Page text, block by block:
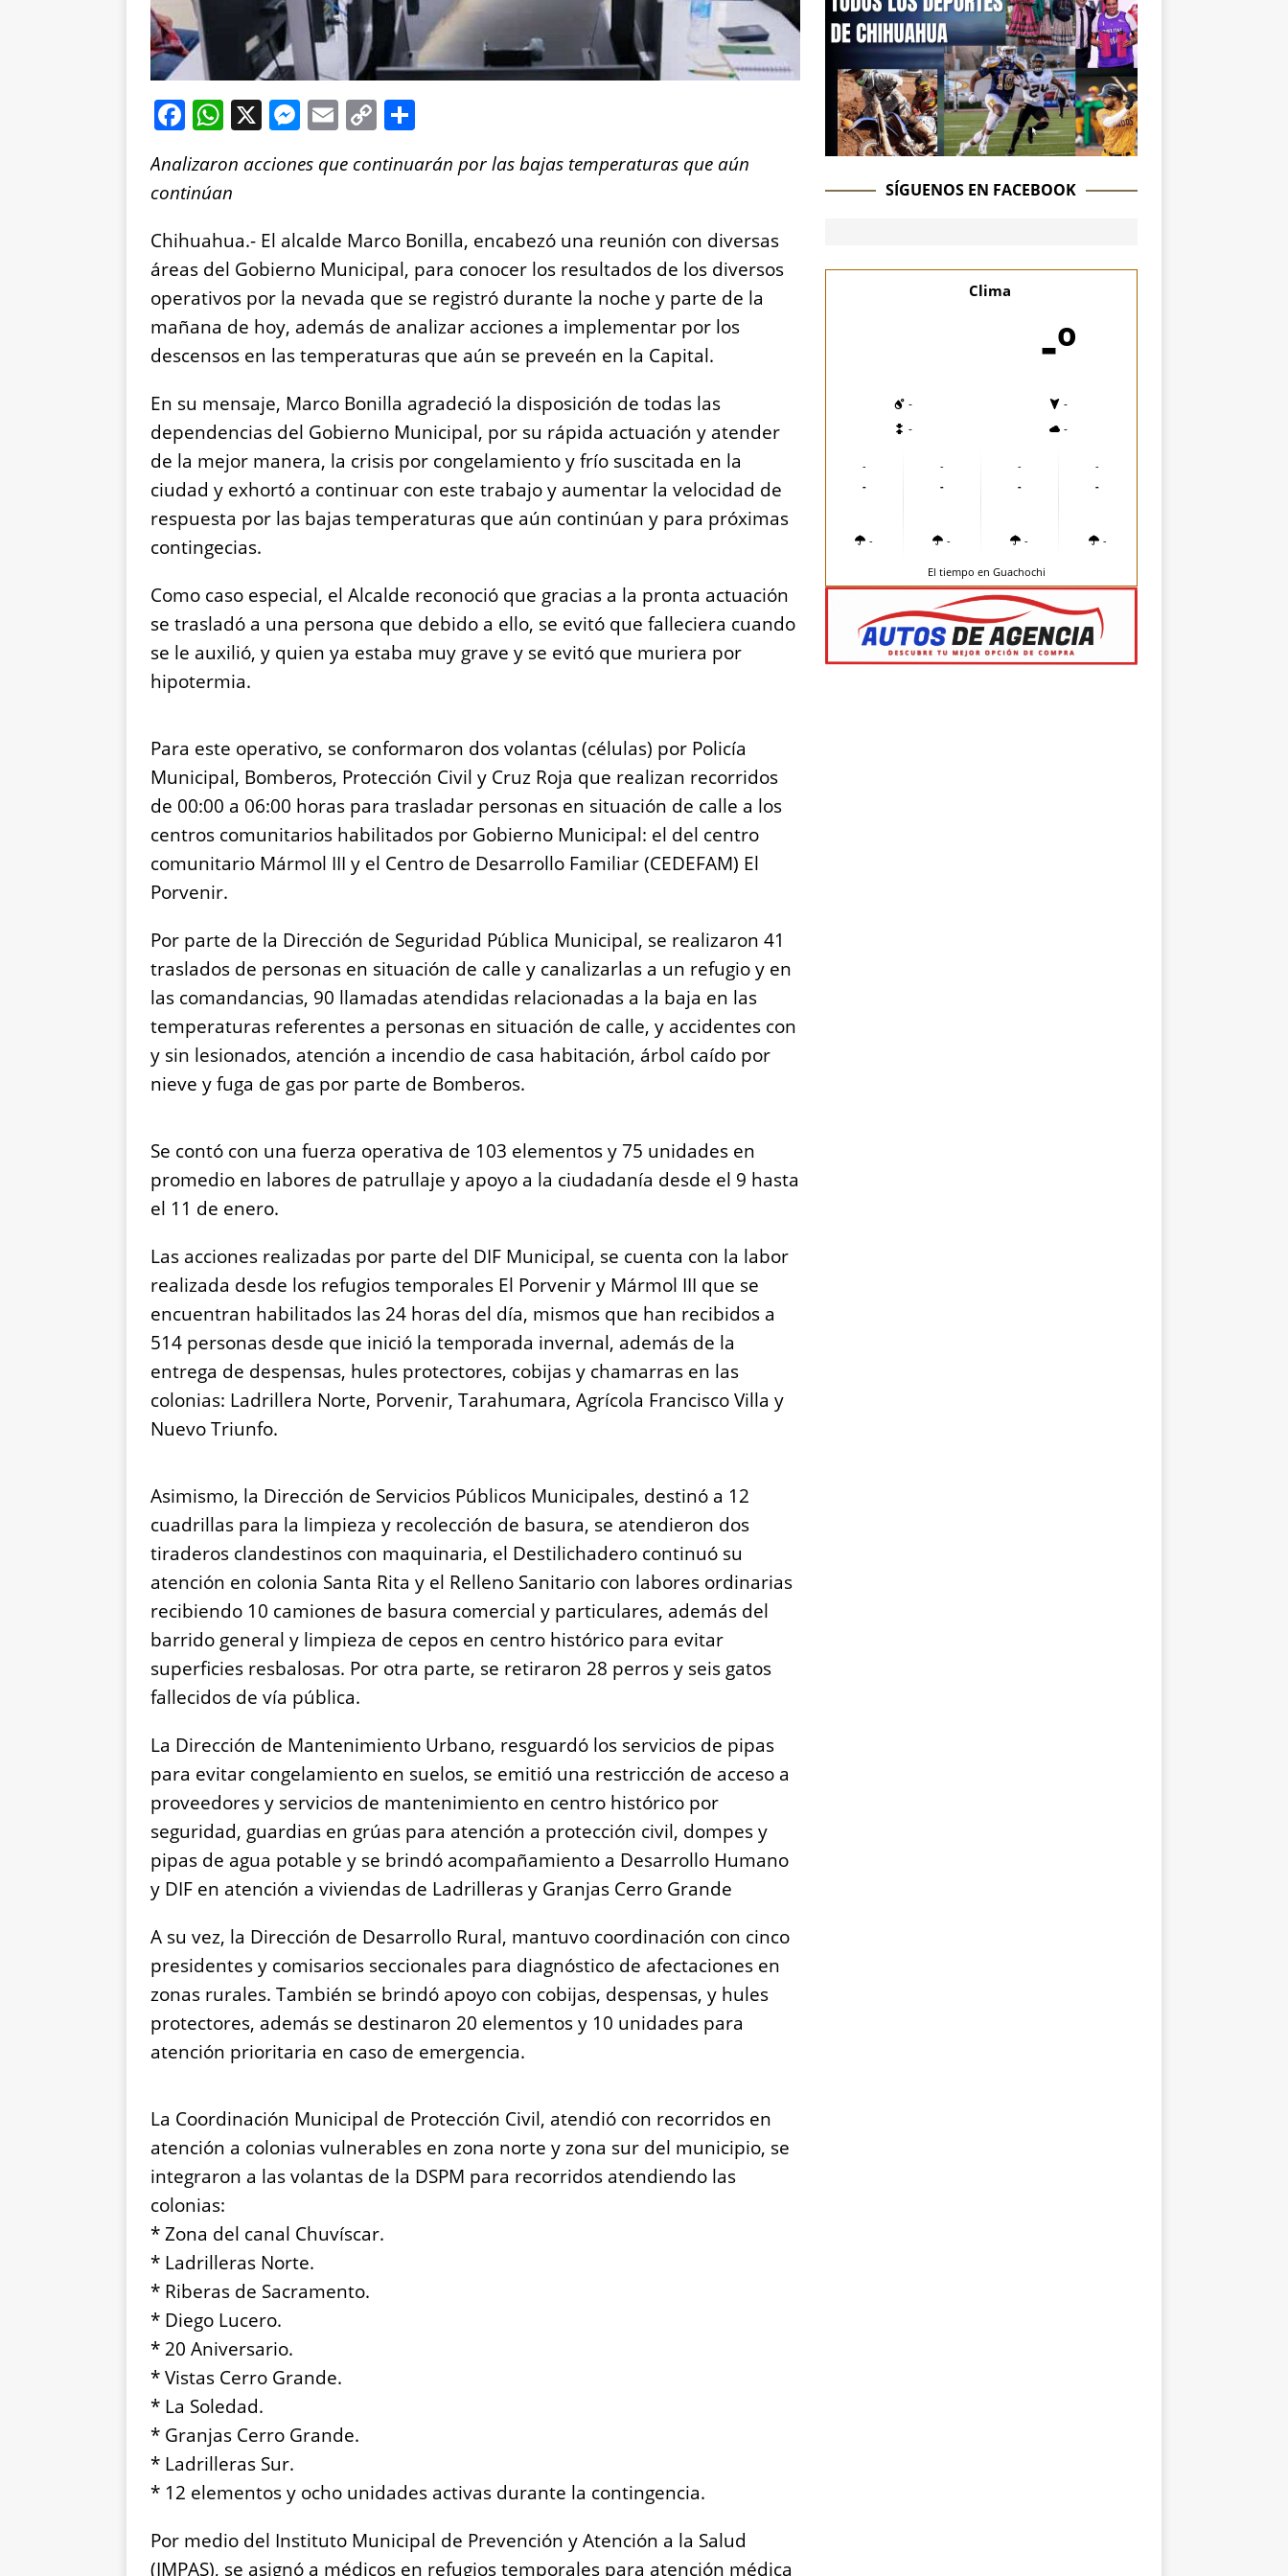
F
a
c
e
b
o
o
k
W
at
s
A
p
p
X M
ss
n
g
er
E
ai
C
p
Li
n
k
a
Analizaron acciones que continuarán por las bajas temperaturas que aún
continúan
Chihuahua.- El alcalde Marco Bonilla, encabezó una reunión con diversas
áreas del Gobierno Municipal, para conocer los resultados de los diversos
operativos por la nevada que se registró durante la noche y parte de la
mañana de hoy, además de analizar acciones a implementar por los
descensos en las temperaturas que aún se preveén en la Capital.
En su mensaje, Marco Bonilla agradeció la disposición de todas las
dependencias del Gobierno Municipal, por su rápida actuación y atender
de la mejor manera, la crisis por congelamiento y frío suscitada en la
ciudad y exhortó a continuar con este trabajo y aumentar la velocidad de
respuesta por las bajas temperaturas que aún continúan y para próximas
contingecias.
Como caso especial, el Alcalde reconoció que gracias a la pronta actuación
se trasladó a una persona que debido a ello, se evitó que falleciera cuando
se le auxilió, y quien ya estaba muy grave y se evitó que muriera por
hipotermia.
Para este operativo, se conformaron dos volantas (células) por Policía
Municipal, Bomberos, Protección Civil y Cruz Roja que realizan recorridos
de 00:00 a 06:00 horas para trasladar personas en situación de calle a los
centros comunitarios habilitados por Gobierno Municipal: el del centro
comunitario Mármol III y el Centro de Desarrollo Familiar (CEDEFAM) El
Porvenir.
Por parte de la Dirección de Seguridad Pública Municipal, se realizaron 41
traslados de personas en situación de calle y canalizarlas a un refugio y en
las comandancias, 90 llamadas atendidas relacionadas a la baja en las
temperaturas referentes a personas en situación de calle, y accidentes con
y sin lesionados, atención a incendio de casa habitación, árbol caído por
nieve y fuga de gas por parte de Bomberos.
Se contó con una fuerza operativa de 103 elementos y 75 unidades en
promedio en labores de patrullaje y apoyo a la ciudadanía desde el 9 hasta
el 11 de enero.
Las acciones realizadas por parte del DIF Municipal, se cuenta con la labor
realizada desde los refugios temporales El Porvenir y Mármol III que se
encuentran habilitados las 24 horas del día, mismos que han recibidos a
514 personas desde que inició la temporada invernal, además de la
entrega de despensas, hules protectores, cobijas y chamarras en las
colonias: Ladrillera Norte, Porvenir, Tarahumara, Agrícola Francisco Villa y
Nuevo Triunfo.
Asimismo, la Dirección de Servicios Públicos Municipales, destinó a 12
cuadrillas para la limpieza y recolección de basura, se atendieron dos
tiraderos clandestinos con maquinaria, el Destilichadero continuó su
atención en colonia Santa Rita y el Relleno Sanitario con labores ordinarias
recibiendo 10 camiones de basura comercial y particulares, además del
barrido general y limpieza de cepos en centro histórico para evitar
superficies resbalosas. Por otra parte, se retiraron 28 perros y seis gatos
fallecidos de vía pública.
La Dirección de Mantenimiento Urbano, resguardó los servicios de pipas
para evitar congelamiento en suelos, se emitió una restricción de acceso a
proveedores y servicios de mantenimiento en centro histórico por
seguridad, guardias en grúas para atención a protección civil, dompes y
pipas de agua potable y se brindó acompañamiento a Desarrollo Humano
y DIF en atención a viviendas de Ladrilleras y Granjas Cerro Grande
A su vez, la Dirección de Desarrollo Rural, mantuvo coordinación con cinco
presidentes y comisarios seccionales para diagnóstico de afectaciones en
zonas rurales. También se brindó apoyo con cobijas, despensas, y hules
protectores, además se destinaron 20 elementos y 10 unidades para
atención prioritaria en caso de emergencia.
La Coordinación Municipal de Protección Civil, atendió con recorridos en
atención a colonias vulnerables en zona norte y zona sur del municipio, se
integraron a las volantas de la DSPM para recorridos atendiendo las
colonias:
* Zona del canal Chuvíscar.
* Ladrilleras Norte.
* Riberas de Sacramento.
* Diego Lucero.
* 20 Aniversario.
* Vistas Cerro Grande.
* La Soledad.
* Granjas Cerro Grande.
* Ladrilleras Sur.
* 12 elementos y ocho unidades activas durante la contingencia.
Por medio del Instituto Municipal de Prevención y Atención a la Salud
(IMPAS), se asignó a médicos en refugios temporales para atención médica
SÍGUENOS EN FACEBOOK
Clima
-º
-
-
-
-
-
-
-
-
-
-
-
-
-
-
-
-
El tiempo en Guachochi